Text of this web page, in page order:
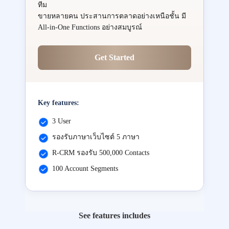
ทีม
ขายหลายคน ประสานการตลาดอย่างเหนือชั้น มี
All-in-One Functions อย่างสมบูรณ์
Get Started
Key features:
3 User
รองรับภาษาเว็บไซต์ 5 ภาษา
R-CRM รองรับ 500,000 Contacts
100 Account Segments
See features includes